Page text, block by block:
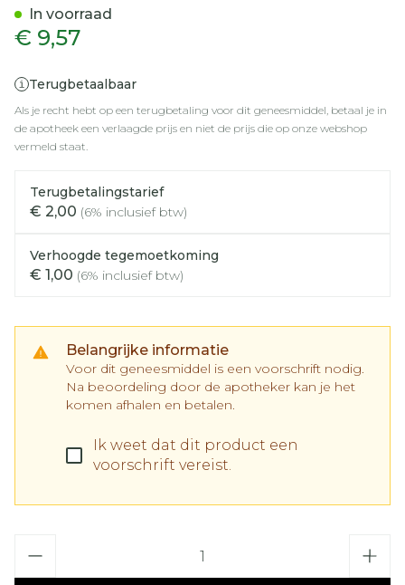
€ 9,57
Terugbetaalbaar
Als je recht hebt op een terugbetaling voor dit geneesmiddel, betaal je in
de apotheek een verlaagde prijs en niet de prijs die op onze webshop
vermeld staat.
Terugbetalingstarief
€ 2,00 (6% inclusief btw)
Verhoogde tegemoetkoming
€ 1,00 (6% inclusief btw)
Belangrijke informatie
Voor dit geneesmiddel is een voorschrift nodig.
Na beoordeling door de apotheker kan je het
komen afhalen en betalen.
Ik weet dat dit product een
voorschrift vereist.
In voorraad